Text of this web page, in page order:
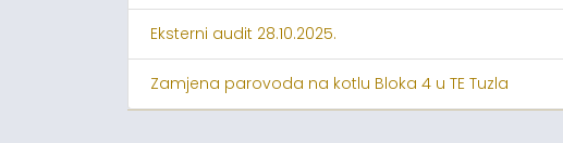
Eksterni audit 28.10.2025.
Zamjena parovoda na kotlu Bloka 4 u TE Tuzla